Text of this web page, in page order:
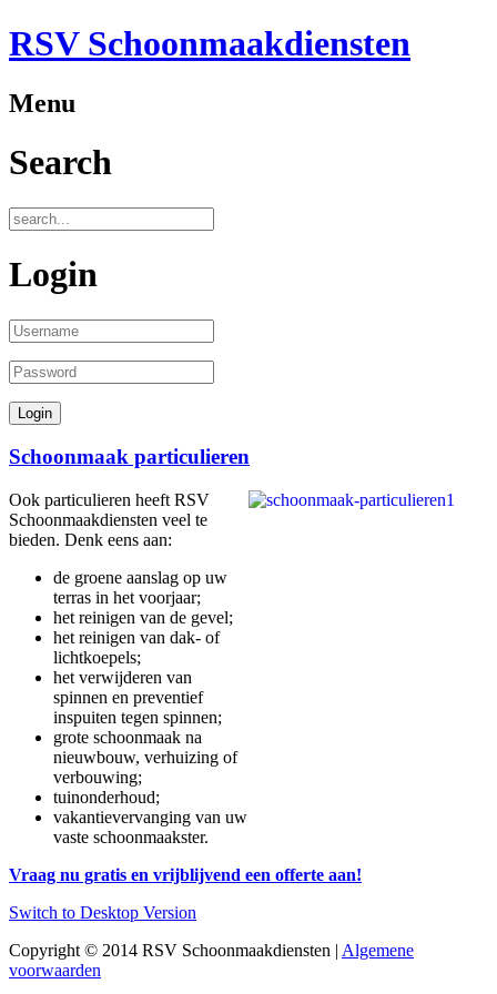
RSV Schoonmaakdiensten
Menu
Search
Login
Schoonmaak particulieren
Ook particulieren heeft RSV
Schoonmaakdiensten veel te
bieden. Denk eens aan:
de groene aanslag op uw
terras in het voorjaar;
het reinigen van de gevel;
het reinigen van dak- of
lichtkoepels;
het verwijderen van
spinnen en preventief
inspuiten tegen spinnen;
grote schoonmaak na
nieuwbouw, verhuizing of
verbouwing;
tuinonderhoud;
vakantievervanging van uw
vaste schoonmaakster.
Vraag nu gratis en vrijblijvend een offerte aan!
Switch to Desktop Version
Copyright © 2014 RSV Schoonmaakdiensten | Algemene
voorwaarden